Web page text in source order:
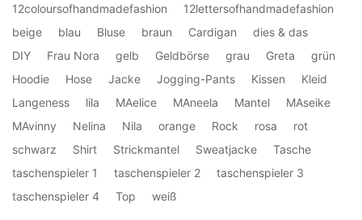
12coloursofhandmadefashion
12lettersofhandmadefashion
beige
blau Bluse braun Cardigan
dies & das
DIY
Frau Nora gelb Geldbörse grau Greta
grün
Hoodie
Hose Jacke Jogging-Pants Kissen
Kleid
Langeness
lila MAelice MAneela Mantel
MAseike
MAvinny
Nelina Nila orange Rock rosa
rot
schwarz
Shirt Strickmantel Sweatjacke
Tasche
taschenspieler 1
taschenspieler 2
taschenspieler 3
taschenspieler 4
Top weiß